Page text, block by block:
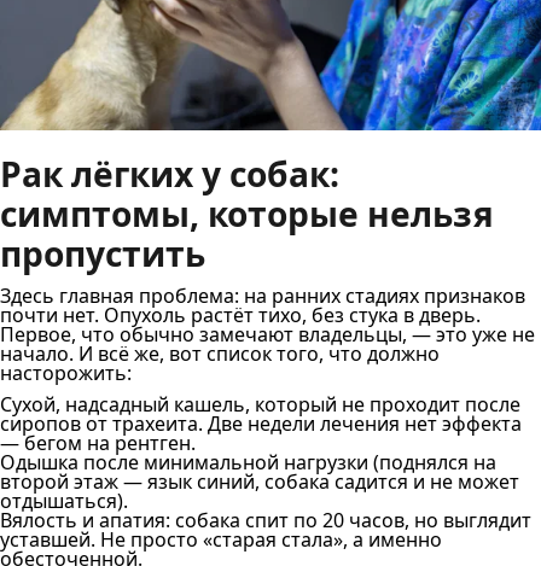
Рак лёгких у собак:
симптомы, которые нельзя
пропустить
Здесь главная проблема: на ранних стадиях признаков
почти нет. Опухоль растёт тихо, без стука в дверь.
Первое, что обычно замечают владельцы, — это уже не
начало. И всё же, вот список того, что должно
насторожить:
Сухой, надсадный кашель, который не проходит после
сиропов от трахеита. Две недели лечения нет эффекта
— бегом на рентген.
Одышка после минимальной нагрузки (поднялся на
второй этаж — язык синий, собака садится и не может
отдышаться).
Вялость и апатия: собака спит по 20 часов, но выглядит
уставшей. Не просто «старая стала», а именно
обесточенной.